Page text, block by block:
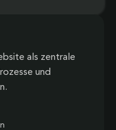
als zentrale
und